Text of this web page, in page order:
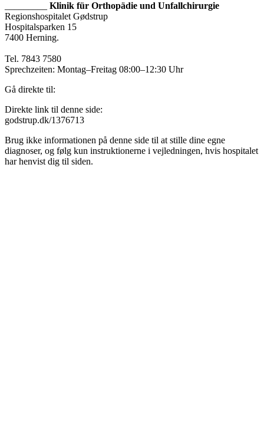
Klinik für Orthopädie und Unfallchirurgie
Regionshospitalet Gødstrup
Hospitalsparken 15
7400 Herning.
Tel. 7843 7580
Sprechzeiten: Montag–Freitag 08:00–12:30 Uhr
Gå direkte til:
Direkte link til denne side:
godstrup.dk/1376713
Brug ikke informationen på denne side til at stille dine egne
diagnoser, og følg kun instruktionerne i vejledningen, hvis hospitalet
har henvist dig til siden.